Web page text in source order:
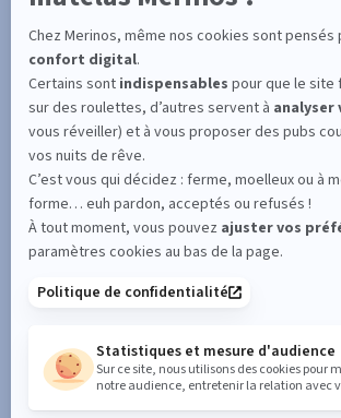
SUIVEZ L'ACTUALITÉ DE MERINOS !
Entrez votre adresse email
S'inscrire
En cochant cette case, vous confirmez avoir
acceptez de recevoir notre Newsletter incluant
concernant les offres, services, produits ou
conformément à
notre politique de protection des données